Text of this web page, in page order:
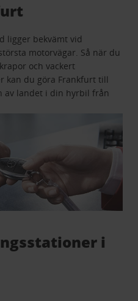
ligger bekvämt vid
motorvägar. Så när du
och vackert
kan du göra Frankfurt till
av landet i din hyrbil från
i